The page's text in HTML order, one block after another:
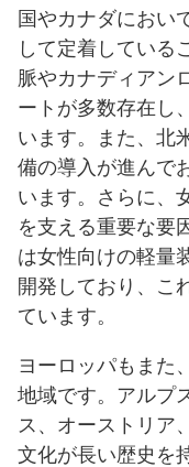
国やカナダにおい
して定着している
脈やカナディアン
ートが多数存在し
います。また、北
備の導入が進んで
います。さらに、
を支える重要な要
は女性向けの軽量
開発しており、こ
ています。
ヨーロッパもまた
地域です。アルプ
ス、オーストリア
文化が長い歴史を